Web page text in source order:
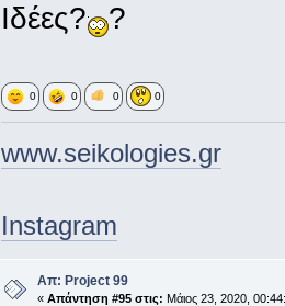
Ιδέες?
?
0 0 0 0
www.seikologies.gr
Instagram
Απ: Project 99
« Απάντηση #95 στις: Μάιος 23, 2020,